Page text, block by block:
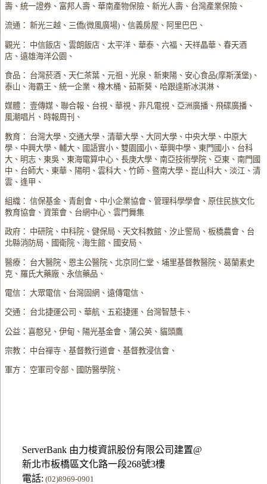
壽、統一證券、富邦人壽、華南產物保險、新光人壽、台灣產業保險、
流通： 新光三越、三僑(微風廣場)、信義房屋、阿里巴巴、
觀光： 中信飯店、雲朗飯店、太平洋、華泰、六福、天祥晶華、春天酒
店、遠雄海洋公園、
食品： 台灣菸酒、天仁茶葉、元祖、光泉、新東陽、安心食品(摩斯漢堡)、
泰山、海霸王、統一企業、橡木桶、茹斯葵、哈跟達斯冰淇淋、
媒體： 壹傳媒、聯合報、台視、華視、非凡電視、亞洲廣播、飛碟廣播、
風潮唱片、時報周刊、
教育： 台灣大學、交通大學、清華大學、大同大學、中央大學、中原大
學、中興大學、輔大、國語實小、雙園國小、華興中學、東門國小、台科
大、明志、東吳、東海電算中心、長庚大學、南亞技術學院、亞東、南門國
中、台師大、東華、陽明、雲科大、竹師、暨南大學、崑山科大、淡江、清
雲、逢甲、
組織： 信保基金、青創會、中小企業協會、管理科學學會、原住民族文化
教育協會、資策會、台網中心、雲門舞集
政府： 中研院、中科院、健保局、天文科教館、汐止警局、板橋農會、台
北縣消防局、國衛院、海生館、國安局、
醫療： 台大醫院、恩主公醫院、北京同仁堂、埔里基督教醫院、葛蘭素史
克、羅氏大藥廠、永信藥品、
電信： 大眾電信、台灣固網、遠傳電信、
交通： 台北捷運公司、華航、五崧捷運、台灣智慧卡、
公益：喜憨兒、伊甸、陽光基金會、蒲公英、貓頭鷹
宗教： 中台禪寺、基督教行道會、基督教浸信會、
軍方： 空軍司令部、國防醫學院、
ServerBank 由力梭資訊股份有限公司建置@
新北市板橋區文化路一段268號3樓
電話: (02)8969-0901